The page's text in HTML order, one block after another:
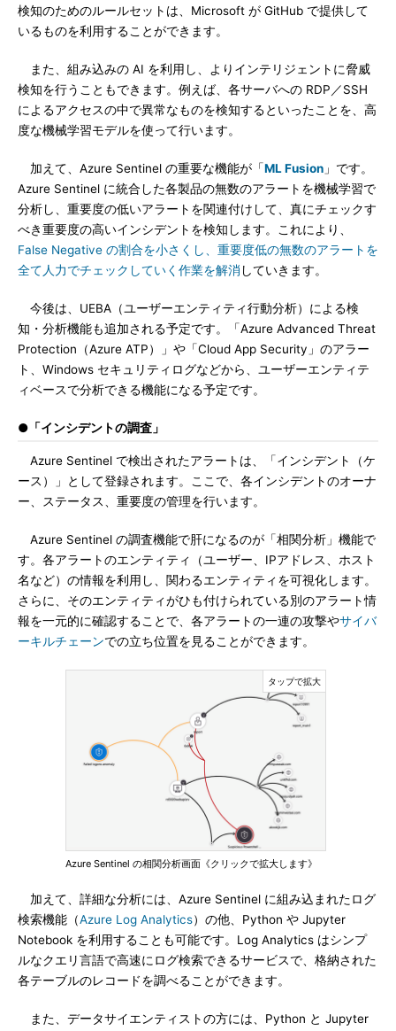
検知のためのルールセットは、Microsoft が GitHub で提供して
いるものを利用することができます。
また、組み込みの AI を利用し、よりインテリジェントに脅威
検知を行うこともできます。例えば、各サーバへの RDP／SSH
によるアクセスの中で異常なものを検知するといったことを、高
度な機械学習モデルを使って行います。
加えて、Azure Sentinel の重要な機能が「ML Fusion 」です。
Azure Sentinel に統合した各製品の無数のアラートを機械学習で
分析し、重要度の低いアラートを関連付けして、真にチェックす
べき重要度の高いインシデントを検知します。これにより、
False Negative の割合を小さくし、重要度低の無数のアラートを
全て人力でチェックしていく作業を解消 していきます。
今後は、UEBA（ユーザーエンティティ行動分析）による検
知・分析機能も追加される予定です。「Azure Advanced Threat
Protection（Azure ATP）」や「Cloud App Security」のアラー
ト、Windows セキュリティログなどから、ユーザーエンティテ
ィベースで分析できる機能になる予定です。
●「インシデントの調査」
Azure Sentinel で検出されたアラートは、「インシデント（ケ
ース）」として登録されます。ここで、各インシデントのオーナ
ー、ステータス、重要度の管理を行います。
Azure Sentinel の調査機能で肝になるのが「相関分析」機能で
す。各アラートのエンティティ（ユーザー、IPアドレス、ホスト
名など）の情報を利用し、関わるエンティティを可視化します。
さらに、そのエンティティがひも付けられている別のアラート情
報を一元的に確認することで、各アラートの一連の攻撃やサイバ
ーキルチェーンでの立ち位置を見ることができます。
Azure Sentinel の相関分析画面《クリックで拡大します》
加えて、詳細な分析には、Azure Sentinel に組み込まれたログ
検索機能（Azure Log Analytics）の他、Python や Jupyter
Notebook を利用することも可能です。Log Analytics はシンプ
ルなクエリ言語で高速にログ検索できるサービスで、格納された
各テーブルのレコードを調べることができます。
また、データサイエンティストの方には、Python と Jupyter